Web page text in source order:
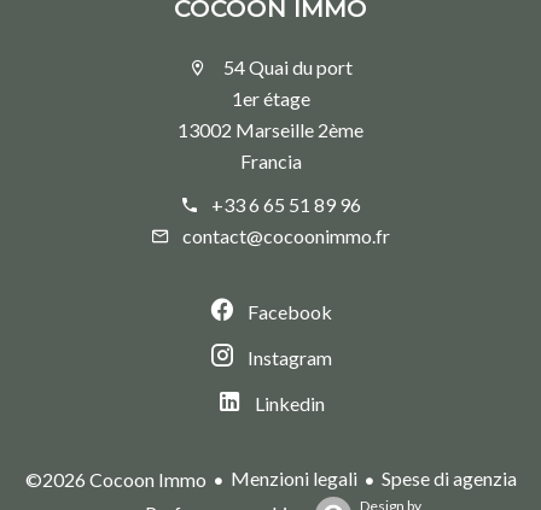
COCOON IMMO
54 Quai du port
1er étage
13002 Marseille 2ème
Francia
+33 6 65 51 89 96
contact@cocoonimmo.fr
Facebook
Instagram
Linkedin
©2026 Cocoon Immo Menzioni legali
Spese di agenzia
Design by